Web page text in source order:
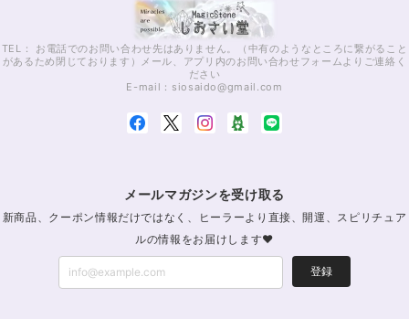
TEL： お電話でのお問い合わせ先はありません。（中有のようなところに繋がること
があるため閉じております）メール、アプリ内のお問い合わせフォームよりご連絡く
ださい
E-mail： siosaido@gmail.com
メールマガジンを受け取る
新商品、クーポン情報だけではなく、ヒーラーより直接、開運、スピリチュア
ルの情報をお届けします♥
登録